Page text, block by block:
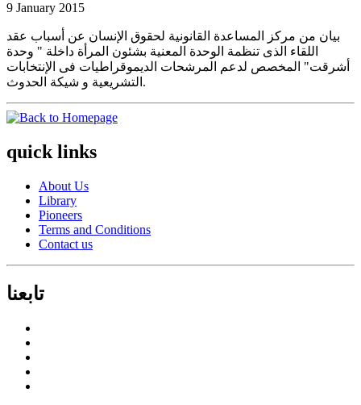
9 January 2015
بيان من مركز المساعدة القانونية لحقوق الإنسان عن أسباب عقد
اللقاء الذى تنظمة الوحدة المعنية بشئون المرأة داخلة " وحدة
أشرقت" المخصص لدعم المرشحات الديموقراطيات فى الإنتخابات
التشريعية و شيكة الحدوث.
quick links
About Us
Library
Pioneers
Terms and Conditions
Contact us
تابعنا